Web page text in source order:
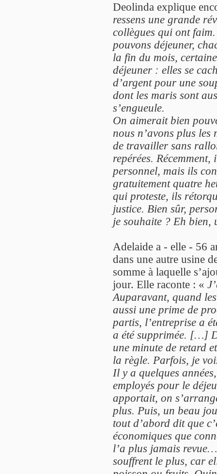
Deolinda explique
ressens une grande
collègues qui ont
pouvons déjeuner,
la fin du mois,
déjeuner : elles se
d’argent pour une
dont les maris sont
s’engueule.
On aimerait bien
nous n’avons plus
de travailler sans
repérées. Récemment,
personnel, mais ils
gratuitement quatre
qui proteste, ils
justice. Bien sûr,
je souhaite ? Eh
Adelaide a - elle - 56
dans une autre usine
somme à laquelle
jour. Elle raconte : «
Auparavant, quand
aussi une prime de
partis, l’entreprise a
a été supprimée. […]
une minute de retard
la règle. Parfois, je
Il y a quelques
employés pour le
apportait, on
plus. Puis, un beau
tout d’abord dit que
économiques que
l’a plus jamais
souffrent le plus, car